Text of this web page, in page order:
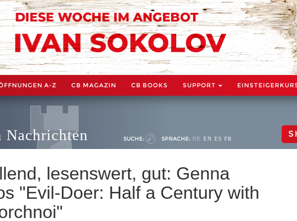
A-Z CB MAGAZIN CB BOOKS SUPPORT
Nachrichten SUCHE: SPRACHE: DE EN ES FR
lesenswert, gut: Genna
"Evil-Doer: Half a Century with